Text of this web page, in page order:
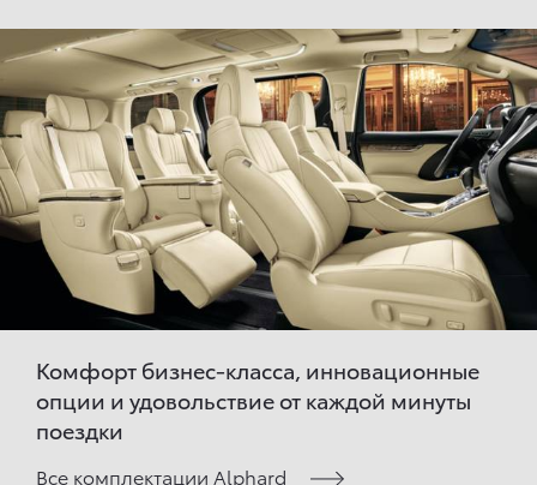
Комфорт бизнес-класса, инновационные
опции и удовольствие от каждой минуты
поездки
Все комплектации Alphard